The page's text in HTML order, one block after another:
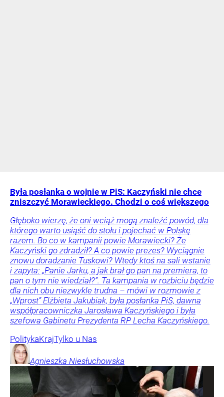
Była posłanka o wojnie w PiS: Kaczyński nie chce
zniszczyć Morawieckiego. Chodzi o coś większego
Głęboko wierzę, że oni wciąż mogą znaleźć powód, dla
którego warto usiąść do stołu i pojechać w Polskę
razem. Bo co w kampanii powie Morawiecki? Że
Kaczyński go zdradził? A co powie prezes? Wyciągnie
znowu doradzanie Tuskowi? Wtedy ktoś na sali wstanie
i zapyta: „Panie Jarku, a jak brał go pan na premiera, to
pan o tym nie wiedział?”. Ta kampania w rozbiciu będzie
dla nich obu niezwykle trudna – mówi w rozmowie z
„Wprost” Elżbieta Jakubiak, była posłanka PiS, dawna
współpracowniczka Jarosława Kaczyńskiego i była
szefowa Gabinetu Prezydenta RP Lecha Kaczyńskiego.
PolitykaKrajTylko u Nas
Agnieszka Niesłuchowska